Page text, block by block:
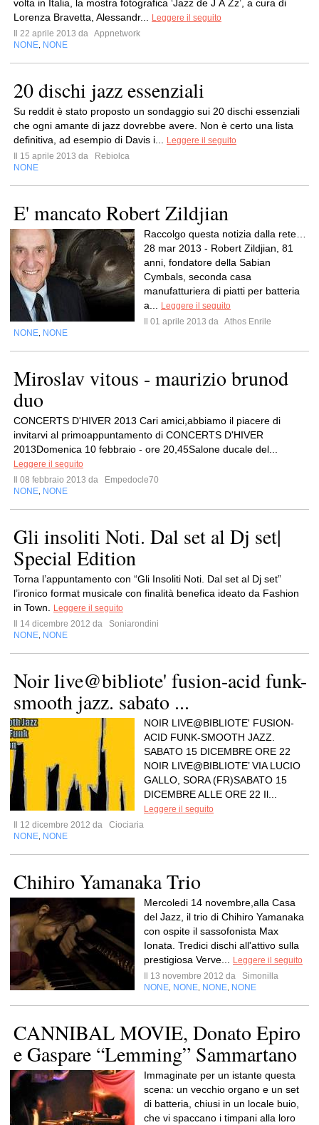
volta in Italia, la mostra fotografica ‘Jazz de J À Zz’, a cura di
Lorenza Bravetta, Alessandr...
Leggere il seguito
Il 22 aprile 2013 da Appnetwork
NONE NONE
20 dischi jazz essenziali
Su reddit è stato proposto un sondaggio sui 20 dischi essenziali
che ogni amante di jazz dovrebbe avere. Non è certo una lista
definitiva, ad esempio di Davis i...
Leggere il seguito
Il 15 aprile 2013 da
Rebiolca
NONE
E' mancato Robert Zildjian
Raccolgo questa notizia dalla rete…
28 mar 2013 - Robert Zildjian, 81
anni, fondatore della Sabian
Cymbals, seconda casa
manufatturiera di piatti per batteria
a...
Leggere il seguito
Il 01 aprile 2013 da Athos Enrile
NONE NONE
Miroslav vitous - maurizio brunod
duo
CONCERTS D'HIVER 2013 Cari amici,abbiamo il piacere di
invitarvi al primoappuntamento di CONCERTS D'HIVER
2013Domenica 10 febbraio - ore 20,45Salone ducale del...
Leggere il seguito
Il 08 febbraio 2013 da
Empedocle70
NONE NONE
Gli insoliti Noti. Dal set al Dj set|
Special Edition
Torna l’appuntamento con “Gli Insoliti Noti. Dal set al Dj set”
l’ironico format musicale con finalità benefica ideato da Fashion
in Town.
Leggere il seguito
Il 14 dicembre 2012 da
Soniarondini
NONE NONE
Noir live@bibliote' fusion-acid funk-
smooth jazz. sabato ...
NOIR LIVE@BIBLIOTE' FUSION-
ACID FUNK-SMOOTH JAZZ.
SABATO 15 DICEMBRE ORE 22
NOIR LIVE@BIBLIOTE’ VIA LUCIO
GALLO, SORA (FR)SABATO 15
DICEMBRE ALLE ORE 22 Il...
Leggere il seguito
Il 12 dicembre 2012 da
Ciociaria
NONE NONE
Chihiro Yamanaka Trio
Mercoledi 14 novembre,alla Casa
del Jazz, il trio di Chihiro Yamanaka
con ospite il sassofonista Max
Ionata. Tredici dischi all'attivo sulla
prestigiosa Verve...
Leggere il seguito
Il 13 novembre 2012 da
Simonilla
NONE NONE NONE NONE
CANNIBAL MOVIE, Donato Epiro
e Gaspare “Lemming” Sammartano
Immaginate per un istante questa
scena: un vecchio organo e un set
di batteria, chiusi in un locale buio,
che vi spaccano i timpani alla loro